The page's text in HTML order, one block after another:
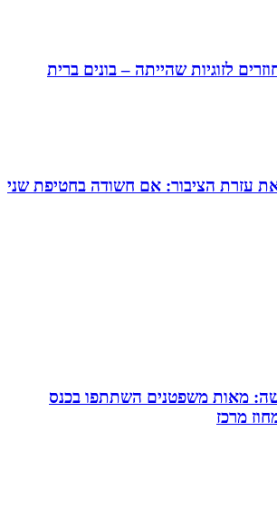
לזוגיות שהייתה – בונים ברית
עזרת הציבור: אם חשודה בחטיפת שני
מאות משפטנים השתתפו בכנס
מרכז